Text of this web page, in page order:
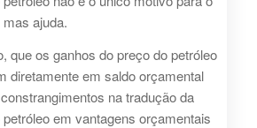
ajuda.
que os ganhos do preço do petróleo
diretamente em saldo orçamental
na tradução da
em vantagens orçamentais